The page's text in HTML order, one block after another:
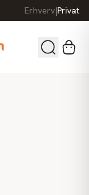
Erhverv|Privat